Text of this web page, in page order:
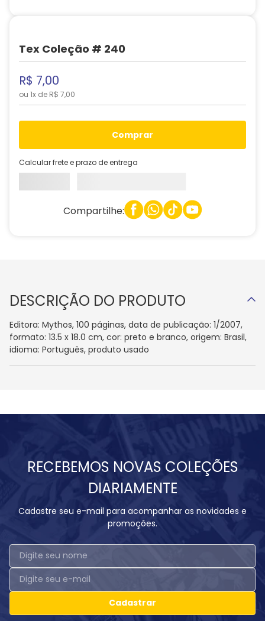
Tex Coleção # 240
R$ 7,00
ou 1x de R$ 7,00
comprar
Calcular frete e prazo de entrega
Compartilhe:
DESCRIÇÃO DO PRODUTO
Editora: Mythos, 100 páginas, data de publicação: 1/2007,
formato: 13.5 x 18.0 cm, cor: preto e branco, origem: Brasil,
idioma: Português, produto usado
RECEBEMOS NOVAS COLEÇÕES
DIARIAMENTE
Cadastre seu e-mail para acompanhar as novidades e
promoções.
Cadastrar